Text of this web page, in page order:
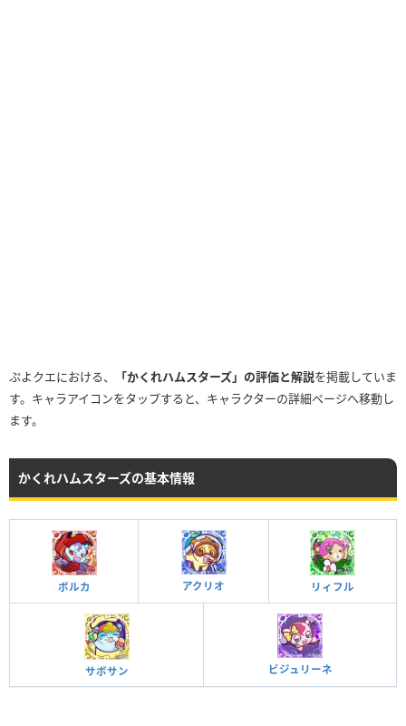
ぷよクエにおける、 「かくれハムスターズ」の評価と解説を掲載していま
す。キャラアイコンをタップすると、キャラクターの詳細ページへ移動し
ます。
かくれハムスターズの基本情報
ボルカ アクリオ リィフル
サボサン ビジュリーネ